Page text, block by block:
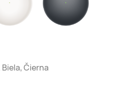
Biela, Čierna